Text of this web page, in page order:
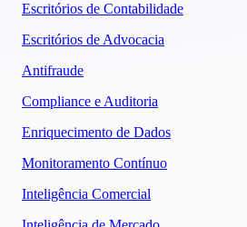
Escritórios de Contabilidade
Escritórios de Advocacia
Antifraude
Compliance e Auditoria
Enriquecimento de Dados
Monitoramento Contínuo
Inteligência Comercial